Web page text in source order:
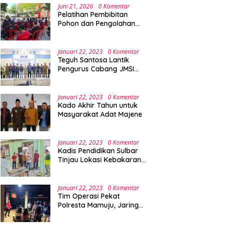
Juni 21, 2026 0 Komentar
Pelatihan Pembibitan
Pohon dan Pengolahan
Green Campus di UPA
Laboratorium Terpadu
Januari 22, 2023 0 Komentar
Teguh Santosa Lantik
Pengurus Cabang JMSI
Januari 22, 2023 0 Komentar
Kado Akhir Tahun untuk
Masyarakat Adat Majene
Januari 22, 2023 0 Komentar
Kadis Pendidikan Sulbar
Tinjau Lokasi Kebakaran
Januari 22, 2023 0 Komentar
Tim Operasi Pekat
Polresta Mamuju, Jaring